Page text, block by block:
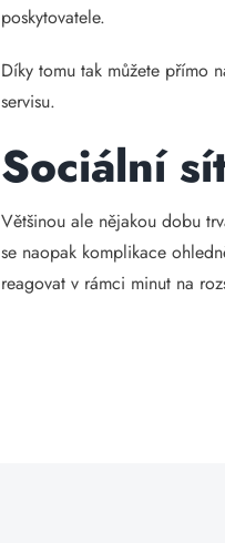
poskytovatele.
Díky tomu tak můžete přímo
servisu.
Sociální
Většinou ale nějakou dobu
se naopak komplikace
reagovat v rámci minut na